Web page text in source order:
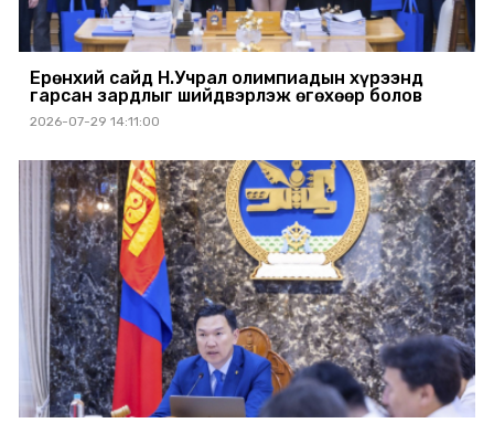
Ерөнхий сайд Н.Учрал олимпиадын хүрээнд
гарсан зардлыг шийдвэрлэж өгөхөөр болов
2026-07-29 14:11:00